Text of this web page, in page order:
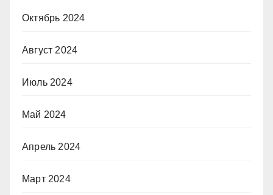
Октябрь 2024
Август 2024
Июль 2024
Май 2024
Апрель 2024
Март 2024